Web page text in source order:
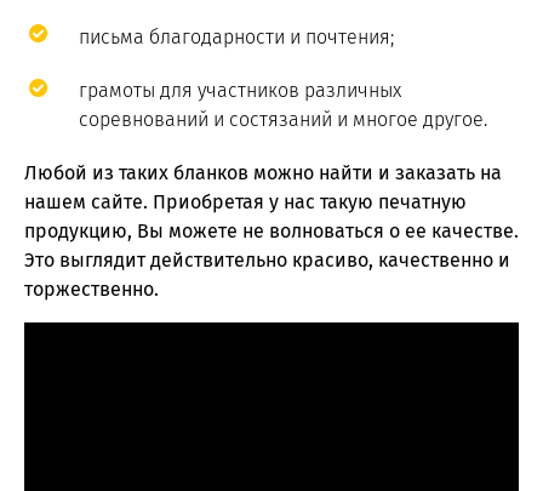
письма благодарности и почтения;
грамоты для участников различных
соревнований и состязаний и многое другое.
Любой из таких бланков можно найти и заказать на
нашем сайте. Приобретая у нас такую печатную
продукцию, Вы можете не волноваться о ее качестве.
Это выглядит действительно красиво, качественно и
торжественно.